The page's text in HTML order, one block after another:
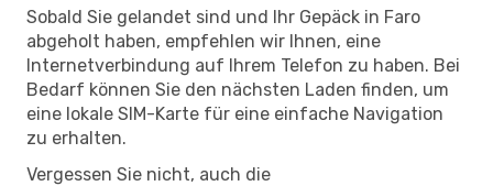
Sobald Sie gelandet sind und Ihr Gepäck in Faro
abgeholt haben, empfehlen wir Ihnen, eine
Internetverbindung auf Ihrem Telefon zu haben. Bei
Bedarf können Sie den nächsten Laden finden, um
eine lokale SIM-Karte für eine einfache Navigation
zu erhalten.
Vergessen Sie nicht, auch die